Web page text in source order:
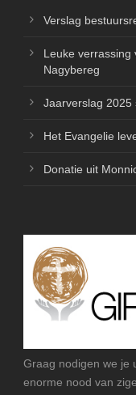
Verslag
Leuke verrassing
Nagybereg
Jaarverslag 2025
Het Evangelie
Donatie uit
Graag nodigen we je
enorme nood van